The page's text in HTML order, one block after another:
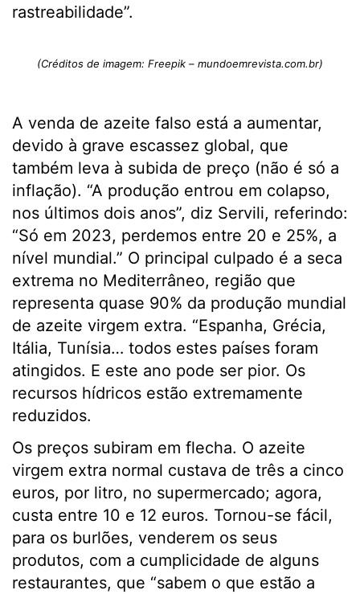
rastreabilidade”.
(Créditos de imagem: Freepik – mundoemrevista.com.br)
A venda de azeite falso está a aumentar,
devido à grave escassez global, que
também leva à subida de preço (não é só a
inflação). “A produção entrou em colapso,
nos últimos dois anos”, diz Servili, referindo:
“Só em 2023, perdemos entre 20 e 25%, a
nível mundial.” O principal culpado é a seca
extrema no Mediterrâneo, região que
representa quase 90% da produção mundial
de azeite virgem extra. “Espanha, Grécia,
Itália, Tunísia… todos estes países foram
atingidos. E este ano pode ser pior. Os
recursos hídricos estão extremamente
reduzidos.
Os preços subiram em flecha. O azeite
virgem extra normal custava de três a cinco
euros, por litro, no supermercado; agora,
custa entre 10 e 12 euros. Tornou-se fácil,
para os burlões, venderem os seus
produtos, com a cumplicidade de alguns
restaurantes, que “sabem o que estão a